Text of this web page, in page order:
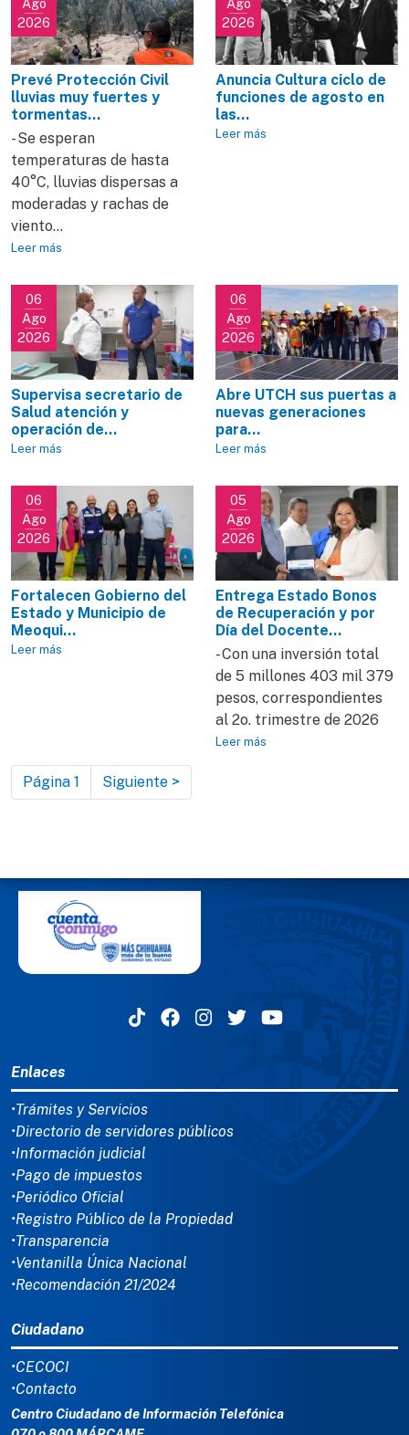
Ago
2026
Prevé Protección Civil
lluvias muy fuertes y
tormentas...
- Se esperan
temperaturas de hasta
40°C, lluvias dispersas a
moderadas y rachas de
viento...
Leer más
Ago
2026
Anuncia Cultura ciclo de
funciones de agosto en
las...
Leer más
06
Ago
2026
Supervisa secretario de
Salud atención y
operación de...
Leer más
06
Ago
2026
Abre UTCH sus puertas a
nuevas generaciones
para...
Leer más
06
Ago
2026
Fortalecen Gobierno del
Estado y Municipio de
Meoqui...
Leer más
05
Ago
2026
Entrega Estado Bonos
de Recuperación y por
Día del Docente...
- Con una inversión total
de 5 millones 403 mil 379
pesos, correspondientes
al 2o. trimestre de 2026
Leer más
Paginación
Página 1 Siguiente página
Siguiente >
Enlaces
•Trámites y Servicios
•Directorio de servidores públicos
•Información judicial
•Pago de impuestos
•Periódico Oficial
•Registro Público de la Propiedad
•Transparencia
•Ventanilla Única Nacional
•Recomendación 21/2024
Ciudadano
•CECOCI
•Contacto
Centro Ciudadano de Información Telefónica